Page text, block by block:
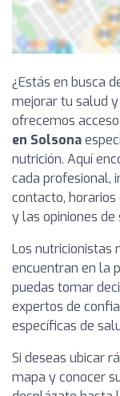
¿Estás en busca
mejorar tu salud
ofrecemos
en Solsona
nutrición. Aquí
cada profesional,
contacto, horarios
y las opiniones de
Los nutricionistas
encuentran en la
puedas tomar
expertos de
específicas de
Si deseas ubicar
mapa y conocer